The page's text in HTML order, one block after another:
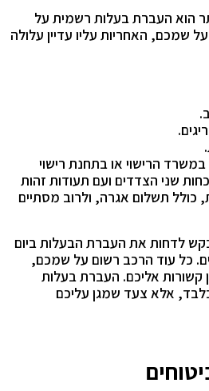
הוא העברת בעלות רשמית על
שמכם, האחריות עליו עדיין עלולה
הרישוי או בתחנת רישוי
שני הצדדים ועם תעודות זהות
כולל תשלום אגרה, ולרוב מסתיים
לדחות את העברת הבעלות ביום
כל עוד הרכב רשום על שמכם,
קשורות אליכם. העברת בעלות
בלבד, אלא צעד שמגן עליכם